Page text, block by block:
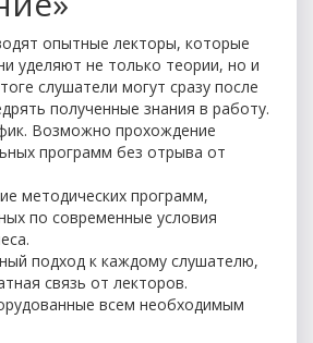
опытные лекторы, которые
уделяют не только теории, но и
слушатели могут сразу после
полученные знания в работу.
Возможно прохождение
программ без отрыва от
методических программ,
по современные условия
подход к каждому слушателю,
связь от лекторов.
всем необходимым